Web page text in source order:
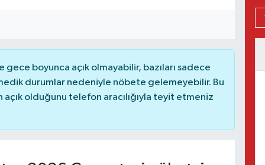
gece boyunca açık olmayabilir, bazıları sadece
durumlar nedeniyle nöbete gelemeyebilir. Bu
olduğunu telefon aracılığıyla teyit etmeniz